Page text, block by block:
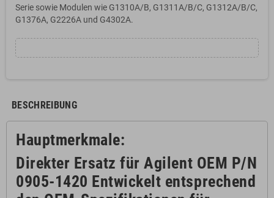
Serie sowie Modulen wie G1310A/B, G1311A/B/C, G1312A/B/C,
G1376A, G2226A und G4302A.
BESCHREIBUNG
Hauptmerkmale:
Direkter Ersatz für Agilent OEM P/N
0905-1420 Entwickelt entsprechend